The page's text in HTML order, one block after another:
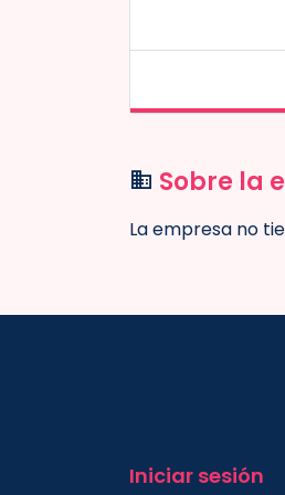
Sobre la
La empresa no
Iniciar sesión